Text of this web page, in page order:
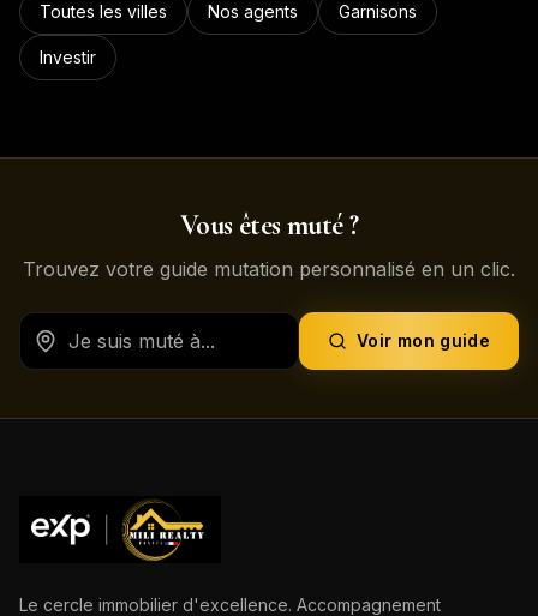
Toutes les villes Nos agents Garnisons
Investir
Vous êtes muté ?
Trouvez votre guide mutation personnalisé en un clic.
Voir mon guide
Le cercle immobilier d'excellence. Accompagnement